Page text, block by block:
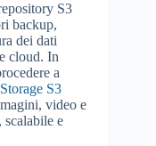
S3
backup,
dei dati
cloud. In
a
S3
video e
scalabile e